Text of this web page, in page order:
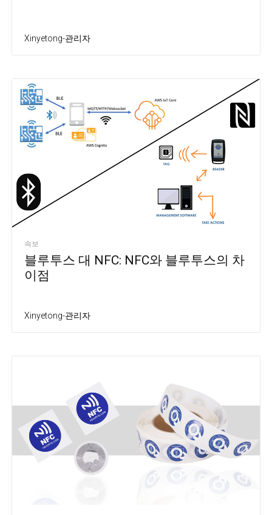
Xinyetong-관리자
속보
블루투스 대 NFC: NFC와 블루투스의 차
이점
Xinyetong-관리자